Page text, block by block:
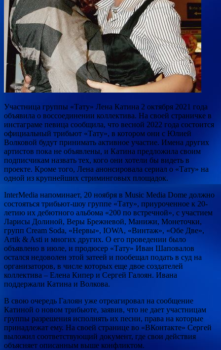
Участница группы «Тату» Лена Катина 2 октября 2021 года
объявила о воссоединении коллектива. На своей страничке в
инстаграме певица сообщила, что весной 2022 года состоится
официальный трибьют «Тату», в котором они с Юлией
Волковой будут принимать активное участие. Имена других
артистов пока не объявлены, и Катина предложила своим
подписчикам назвать тех, кого они хотели бы видеть в
проекте. Кроме того, Лена анонсировала сериал о «Тату» на
одной из крупнейших стриминговых площадок.
InterMedia напоминает, 20 ноября в Music Media Dome должно
состояться трибьют-шоу группе «Тату», приуроченное к 20-
летию их дебютного альбома «200 по встречной», с участием
Ларисы Долиной, Веры Брежневой, Манижи, Монеточки,
групп Cream Soda, «Нервы», IOWA, «Винтаж», «Обе Две»,
Artik & Asti и многих других. О его проведении было
объявлено в июле, и продюсер «Тату» Иван Шаповалов
остался недоволен этой затеей и пообещал подать в суд на
организаторов, в числе которых еще двое создателей
коллектива – Елена Кипер и Сергей Галоян. Ивана
поддержали Катина и Волкова.
В свою очередь Галоян уже отреагировал на сообщение
Катиной о новом трибьюте, заявив, что не дает участницам
группы разрешения исполнять их песни, права на которые
принадлежат ему. На своей странице во «ВКонтакте» Сергей
выложил соответствующий документ, где свои действия
объясняет описанным выше конфликтом.